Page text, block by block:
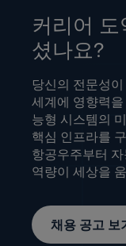
커리어 도
셨나요?
당신의 전문성
세계에 영향력
능형 시스템의
핵심 인프라를
항공우주부터
역량이 세상을
채용 공고 보